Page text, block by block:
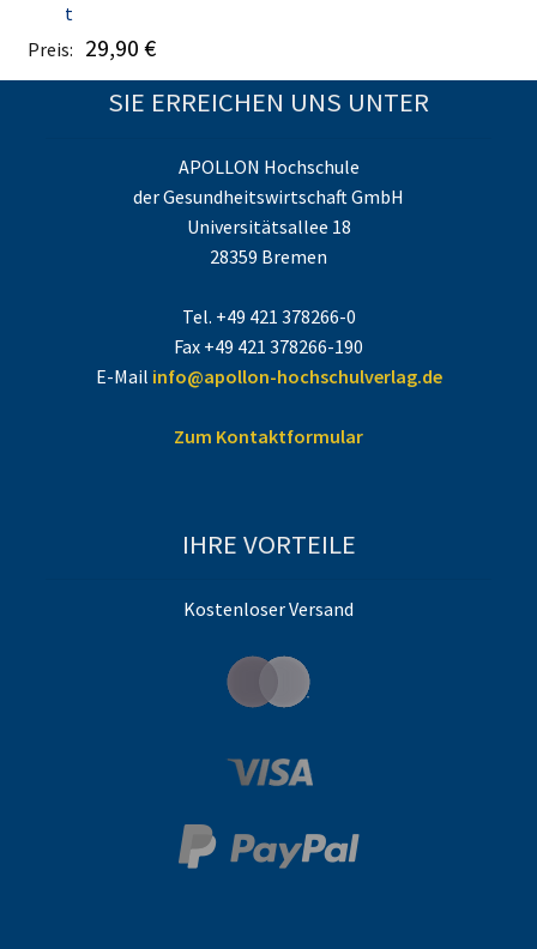
t
Preis: 29,90 €
SIE ERREICHEN UNS UNTER
APOLLON Hochschule
der Gesundheitswirtschaft GmbH
Universitätsallee 18
28359 Bremen
Tel. +49 421 378266-0
Fax +49 421 378266-190
E-Mail info@apollon-hochschulverlag.de
Zum Kontaktformular
IHRE VORTEILE
Kostenloser Versand